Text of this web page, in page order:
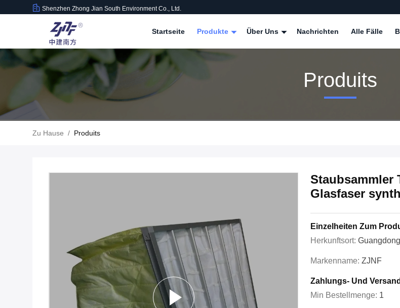
Shenzhen Zhong Jian South Environment Co., Ltd.
Startseite Produkte Über Uns Nachrichten Alle Fälle
Produits
Zu Hause / Produits
Staubsammler
Glasfaser
Einzelheiten Zum
Herkunftsort:
Markenname: ZJNF
Zahlungs- Und
Min Bestellmenge: 1